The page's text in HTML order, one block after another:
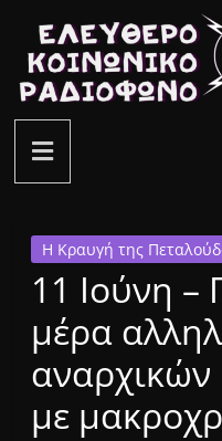
περιεχόμενο
ελεύθερο
1431AM
Η Κραυγή της
11 Ιούνη –
μέρα
με